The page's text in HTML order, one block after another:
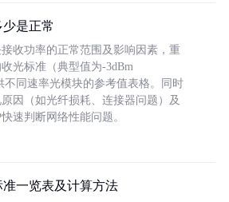
是正常
收功率的正常范围及影响因素，重
光标准（典型值为-3dBm
不同速率光模块的参考值表格。同时
因（如光纤损耗、连接器问题）及
速判断网络性能问题。
一览表及计算方法